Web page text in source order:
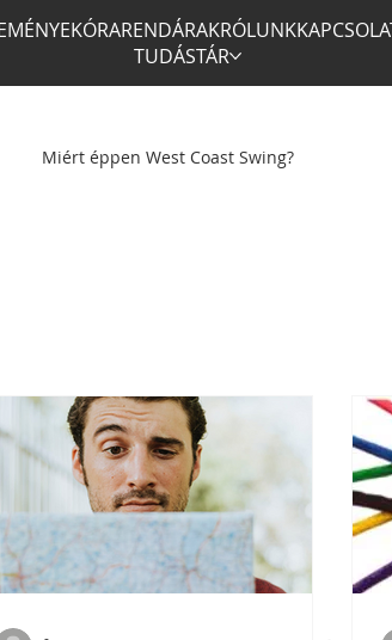
ÓRARENDÁRAKRÓLUNK
TUDÁSTÁR
Miért éppen West Coast Swing?